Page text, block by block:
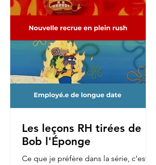
Les leçons RH tirées de
Bob l'Éponge
Ce que je préfère dans la série, c’est